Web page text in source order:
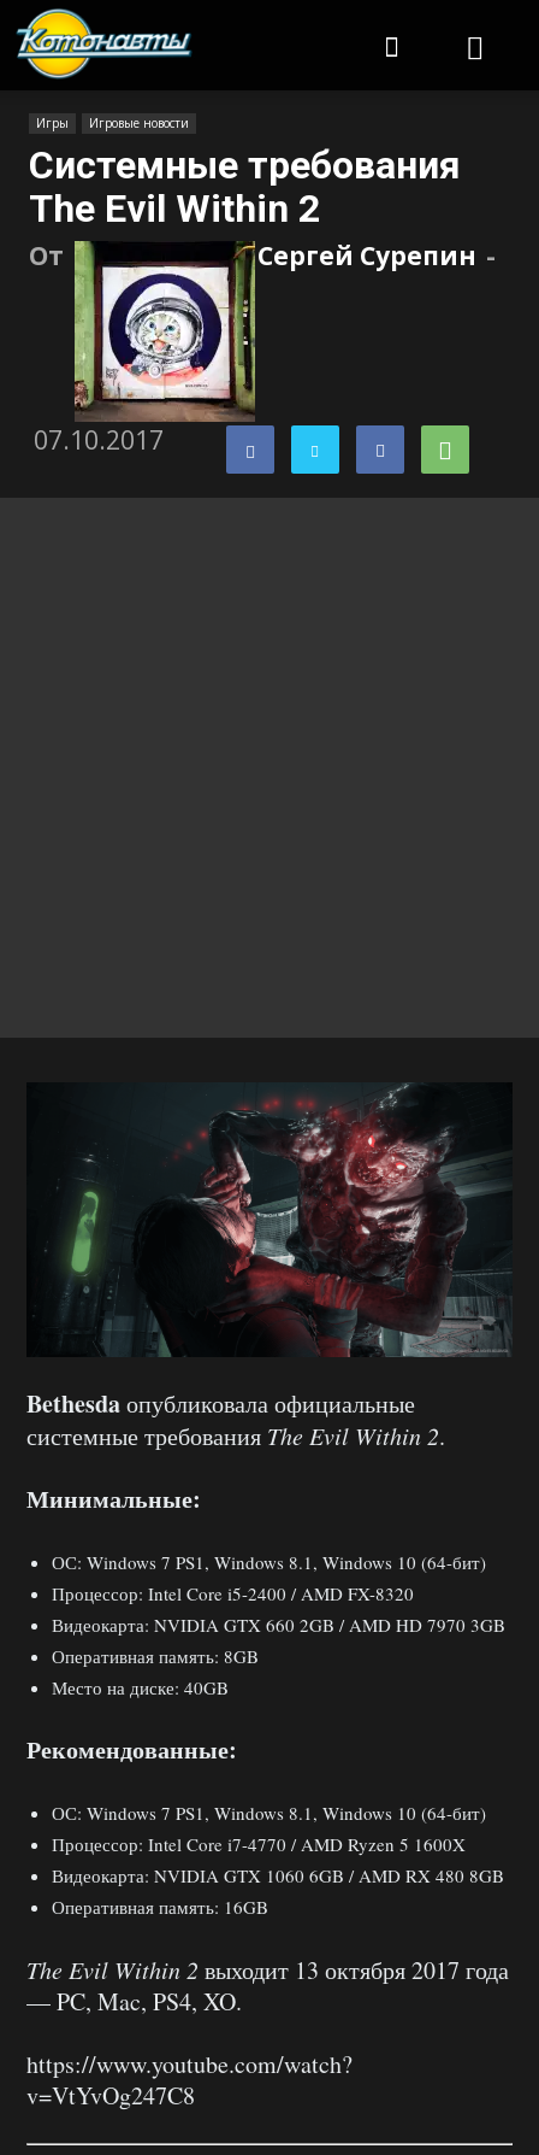
Игры Игровые новости
Системные требования
The Evil Within 2
От Сергей Сурепин -
07.10.2017
Bethesdaопубликовала официальные
системные требования The Evil Within 2.
Минимальные:
ОС: Windows 7 PS1, Windows 8.1, Windows 10 (64-бит)
Процессор: Intel Core i5-2400 / AMD FX-8320
Видеокарта: NVIDIA GTX 660 2GB / AMD HD 7970 3GB
Оперативная память: 8GB
Место на диске: 40GB
Рекомендованные:
ОС: Windows 7 PS1, Windows 8.1, Windows 10 (64-бит)
Процессор: Intel Core i7-4770 / AMD Ryzen 5 1600X
Видеокарта: NVIDIA GTX 1060 6GB / AMD RX 480 8GB
Оперативная память: 16GB
The Evil Within 2 выходит 13 октября 2017 года
— PC, Mac, PS4, XO.
https://www.youtube.com/watch?
v=VtYvOg247C8